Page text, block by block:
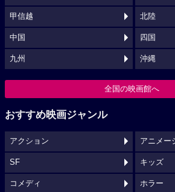
甲信越 北陸
中国 四国
九州 沖縄
全国の映画館へ
おすすめ映画ジャンル
アクション アニメー
SF キッズ
コメディ ホラー